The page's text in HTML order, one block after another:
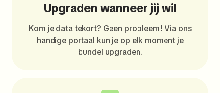
Upgraden wanneer jij wil
Kom je data tekort? Geen probleem! Via ons
handige portaal kun je op elk moment je
bundel upgraden.